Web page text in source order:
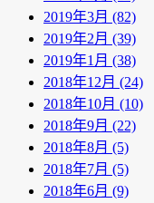
2019年3月 (82)
2019年2月 (39)
2019年1月 (38)
2018年12月 (24)
2018年10月 (10)
2018年9月 (22)
2018年8月 (5)
2018年7月 (5)
2018年6月 (9)